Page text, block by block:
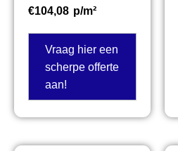
€104,08 p/m²
Vraag hier een
scherpe offerte
aan!